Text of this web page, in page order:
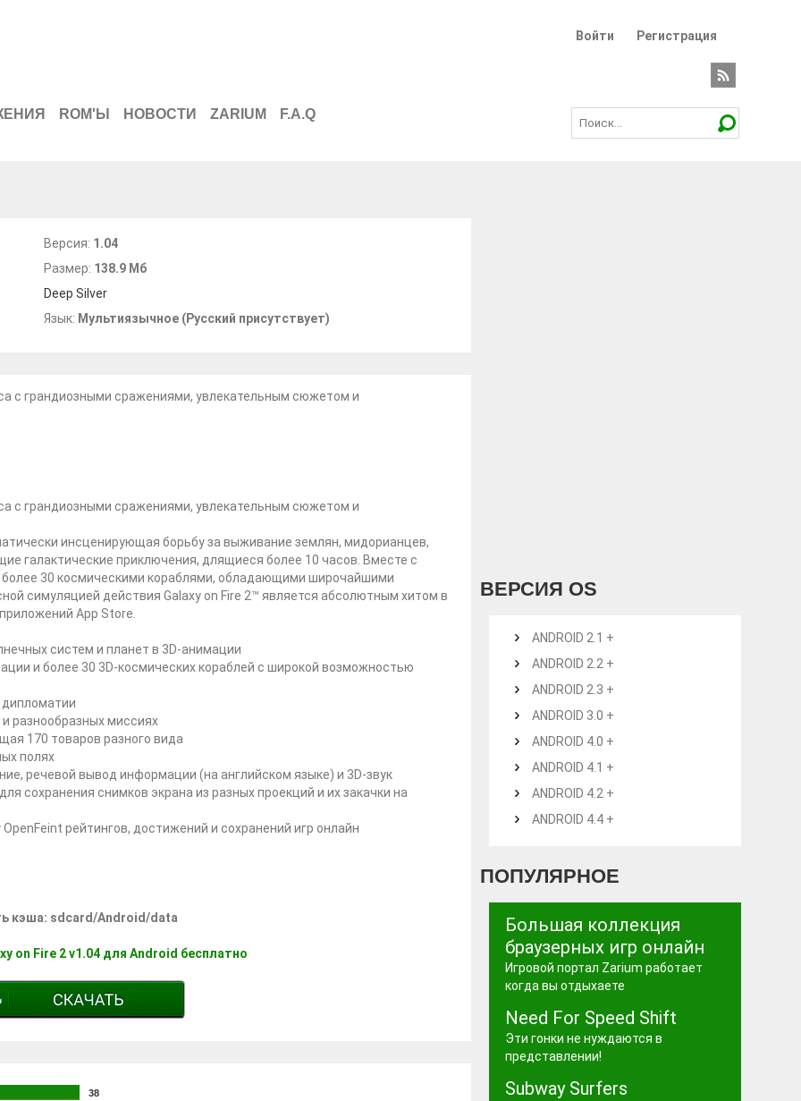
Войти Регистрация
ROM'Ы НОВОСТИ ZARIUM F.A.Q
Версия: 1.04
Размер: 138.9 Мб
Deep Silver
Язык: Мультиязычное (Русский присутствует)
с грандиозными сражениями, увлекательным сюжетом и
с грандиозными сражениями, увлекательным сюжетом и
инсценирующая борьбу за выживание землян, мидорианцев,
галактические приключения, длящиеся более 10 часов. Вместе с
30 космическими кораблями, обладающими широчайшими
симуляцией действия Galaxy on Fire 2™ является абсолютным хитом в
App Store.
систем и планет в 3D-анимации
и более 30 3D-космических кораблей с широкой возможностью
дипломатии
разнообразных миссиях
170 товаров разного вида
полях
речевой вывод информации (на английском языке) и 3D-звук
сохранения снимков экрана из разных проекций и их закачки на
рейтингов, достижений и сохранений игр онлайн
кэша: sdcard/Android/data
on Fire 2 v1.04 для Android бесплатно
38
ВЕРСИЯ OS
ANDROID 2.1 +
ANDROID 2.2 +
ANDROID 2.3 +
ANDROID 3.0 +
ANDROID 4.0 +
ANDROID 4.1 +
ANDROID 4.2 +
ANDROID 4.4 +
ПОПУЛЯРНОЕ
Большая коллекция
браузерных игр онлайн
Игровой портал Zarium работает
когда вы отдыхаете
Need For Speed Shift
Эти гонки не нуждаются в
представлении!
Subway Surfers